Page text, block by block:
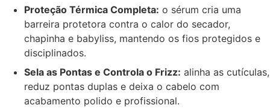
Proteção Térmica Completa: o sérum cria uma
barreira protetora contra o calor do secador,
chapinha e babyliss, mantendo os fios protegidos e
disciplinados.
Sela as Pontas e Controla o Frizz: alinha as cutículas,
reduz pontas duplas e deixa o cabelo com
acabamento polido e profissional.